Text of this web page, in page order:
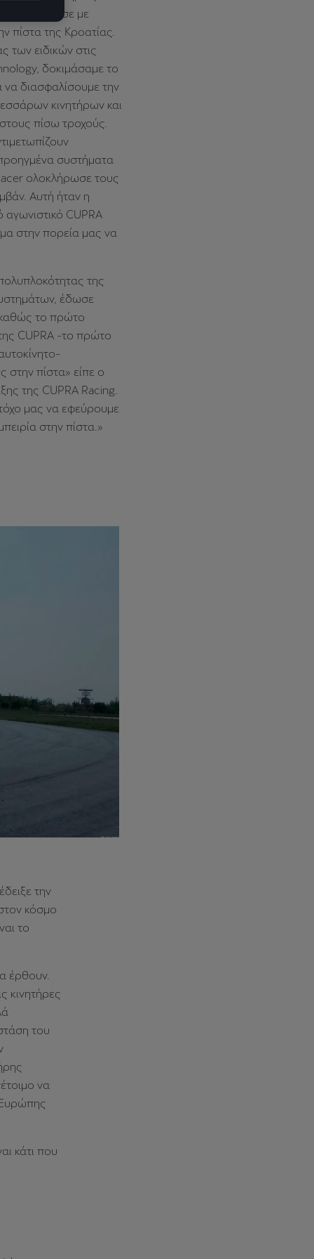
συμπλήρωσε με
πίστα της Κροατίας.
των ειδικών στις
δοκιμάσαμε το
να διασφαλίσουμε την
κινητήρων και
πίσω τροχούς.
συστήματα
ολοκλήρωσε τους
Αυτή ήταν η
CUPRA
στην πορεία μας να
της
έδωσε
καθώς το πρώτο
CUPRA -το πρώτο
πίστα» είπε ο
της CUPRA Racing.
μας να εφεύρουμε
στην πίστα.»
την
κόσμο
το
έρθουν.
κινητήρες
του
να
κάτι που